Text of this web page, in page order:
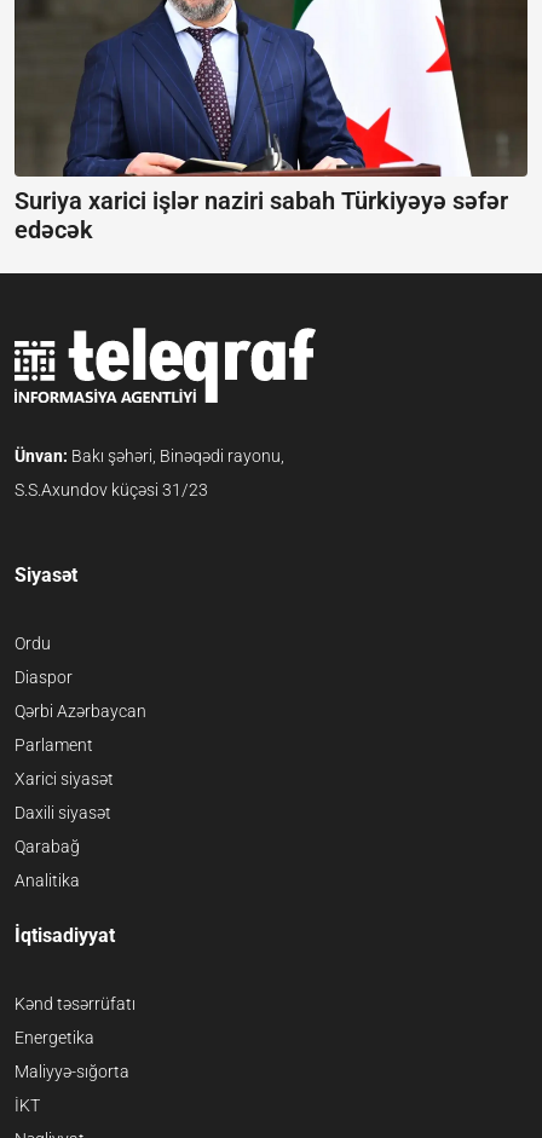
Suriya xarici işlər naziri sabah Türkiyəyə səfər
edəcək
Ünvan: Bakı şəhəri, Binəqədi rayonu,
S.S.Axundov küçəsi 31/23
Siyasət
Ordu
Diaspor
Qərbi Azərbaycan
Parlament
Xarici siyasət
Daxili siyasət
Qarabağ
Analitika
İqtisadiyyat
Kənd təsərrüfatı
Energetika
Maliyyə-sığorta
İKT